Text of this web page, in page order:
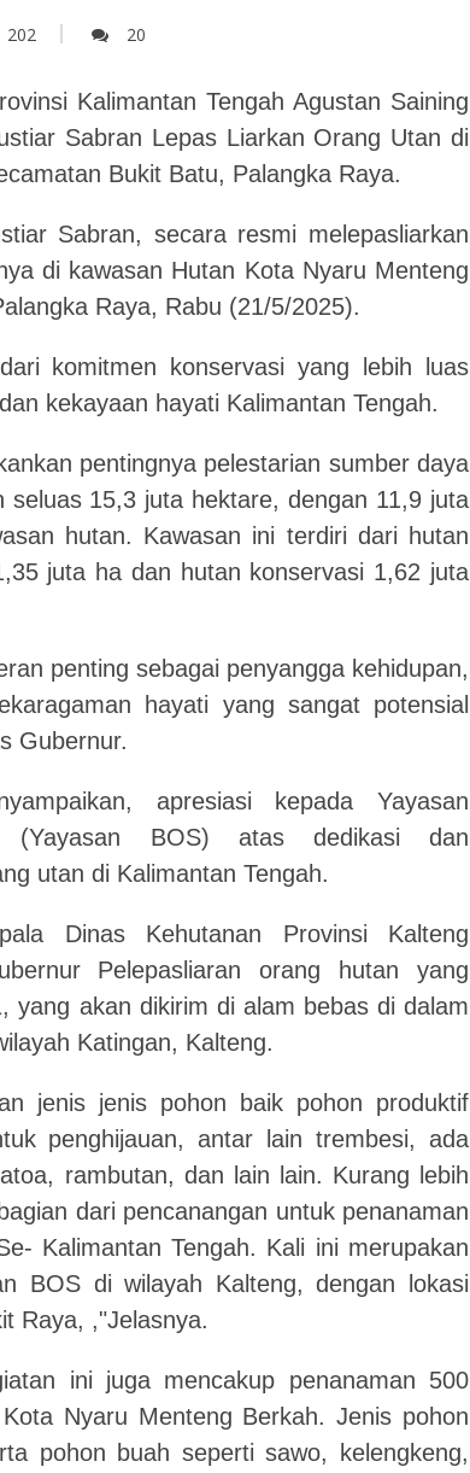
202 20
Kalimantan Tengah Agustan Saining
Sabran Lepas Liarkan Orang Utan di
Bukit Batu, Palangka Raya.
Sabran, secara resmi melepasliarkan
di kawasan Hutan Kota Nyaru Menteng
Raya, Rabu (21/5/2025).
komitmen konservasi yang lebih luas
kekayaan hayati Kalimantan Tengah.
pentingnya pelestarian sumber daya
15,3 juta hektare, dengan 11,9 juta
hutan. Kawasan ini terdiri dari hutan
juta ha dan hutan konservasi 1,62 juta
penting sebagai penyangga kehidupan,
hayati yang sangat potensial
Gubernur.
apresiasi kepada Yayasan
(Yayasan BOS) atas dedikasi dan
utan di Kalimantan Tengah.
Dinas Kehutanan Provinsi Kalteng
Pelepasliaran orang hutan yang
yang akan dikirim di alam bebas di dalam
Katingan, Kalteng.
jenis jenis pohon baik pohon produktif
penghijauan, antar lain trembesi, ada
rambutan, dan lain lain. Kurang lebih
dari pencanangan untuk penanaman
Kalimantan Tengah. Kali ini merupakan
BOS di wilayah Kalteng, dengan lokasi
Raya, ,"Jelasnya.
ini juga mencakup penanaman 500
Nyaru Menteng Berkah. Jenis pohon
pohon buah seperti sawo, kelengkeng,